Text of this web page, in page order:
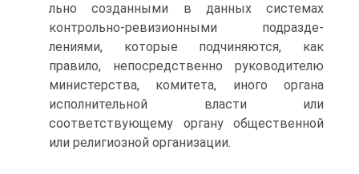
льно созданными в данных системах
контрольно-ревизионными подразде­
лениями, которые подчиняются, как
правило, непосредственно руково­дителю
министерства, комитета, иного органа
исполнительной власти или
соответствующему органу общественной
или религиозной организации.